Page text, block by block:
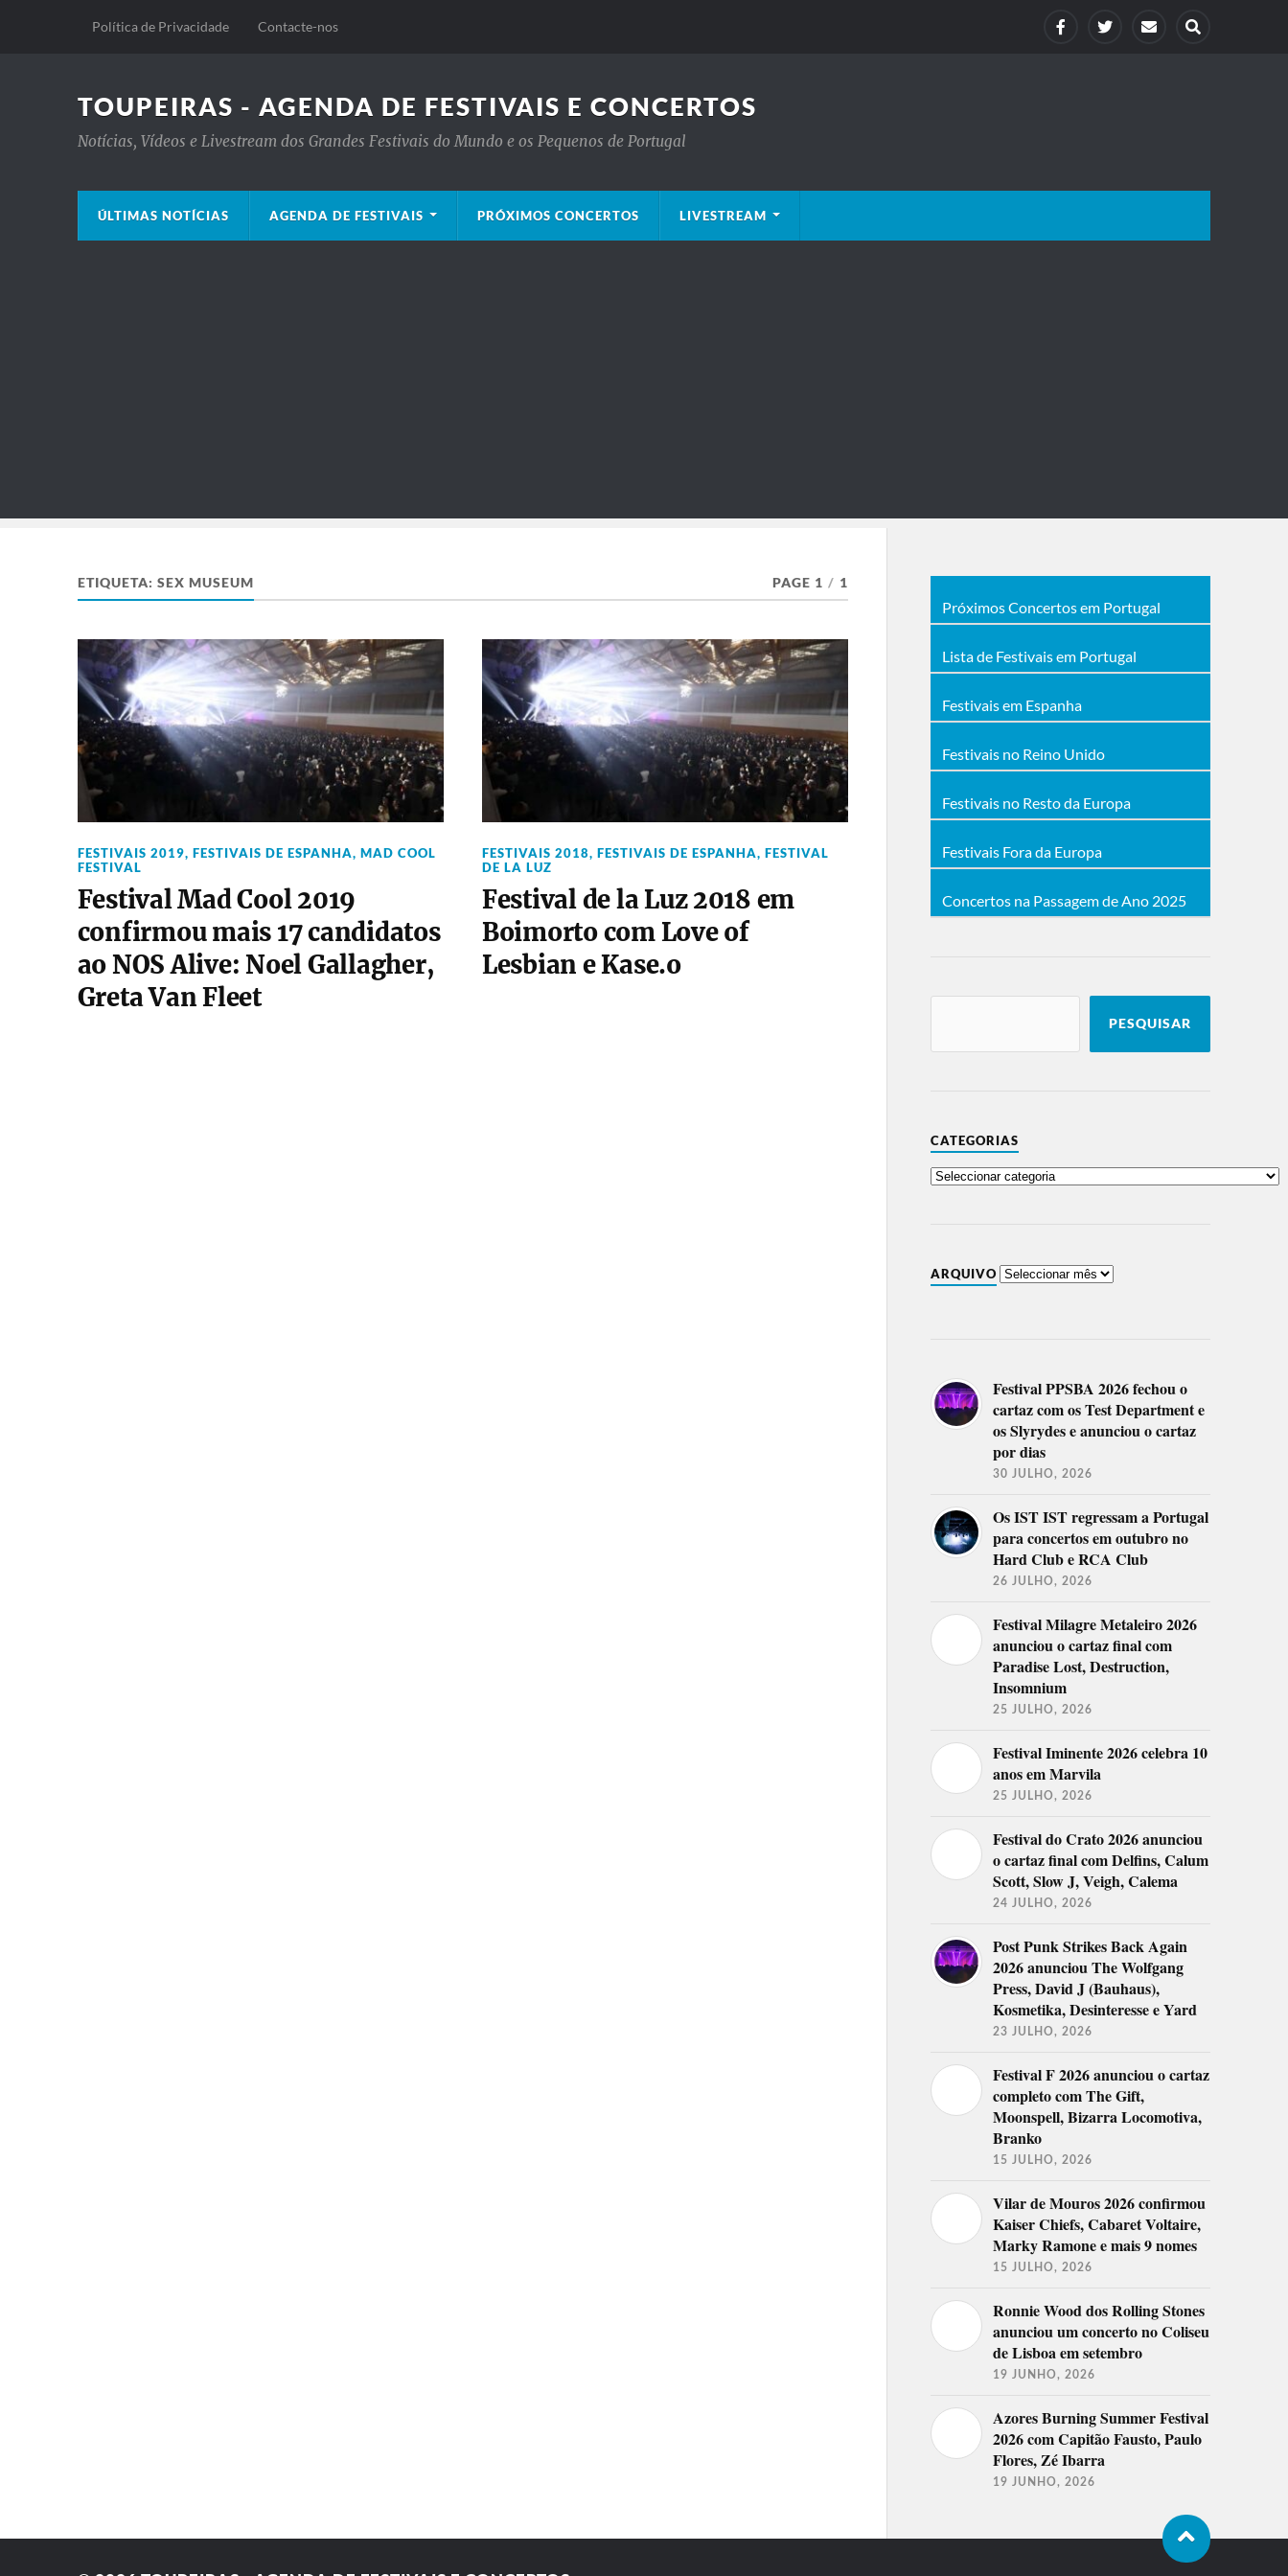
Política de Privacidade Contacte-nos
TOUPEIRAS - AGENDA DE FESTIVAIS E CONCERTOS
Notícias, Vídeos e Livestream dos Grandes Festivais do Mundo e os Pequenos de Portugal
ÚLTIMAS NOTÍCIAS AGENDA DE FESTIVAIS PRÓXIMOS CONCERTOS LIVESTREAM
ETIQUETA: SEX MUSEUM PAGE 1 / 1
FESTIVAIS 2019, FESTIVAIS DE ESPANHA, MAD COOL
FESTIVAL
Festival Mad Cool 2019
confirmou mais 17 candidatos
ao NOS Alive: Noel Gallagher,
Greta Van Fleet
FESTIVAIS 2018, FESTIVAIS DE ESPANHA, FESTIVAL
DE LA LUZ
Festival de la Luz 2018 em
Boimorto com Love of
Lesbian e Kase.o
Próximos Concertos em Portugal
Lista de Festivais em Portugal
Festivais em Espanha
Festivais no Reino Unido
Festivais no Resto da Europa
Festivais Fora da Europa
Concertos na Passagem de Ano 2025
PESQUISAR
CATEGORIAS
ARQUIVO
Festival PPSBA 2026 fechou o
cartaz com os Test Department e
os Slyrydes e anunciou o cartaz
por dias
30 JULHO, 2026
Os IST IST regressam a Portugal
para concertos em outubro no
Hard Club e RCA Club
26 JULHO, 2026
Festival Milagre Metaleiro 2026
anunciou o cartaz final com
Paradise Lost, Destruction,
Insomnium
25 JULHO, 2026
Festival Iminente 2026 celebra 10
anos em Marvila
25 JULHO, 2026
Festival do Crato 2026 anunciou
o cartaz final com Delfins, Calum
Scott, Slow J, Veigh, Calema
24 JULHO, 2026
Post Punk Strikes Back Again
2026 anunciou The Wolfgang
Press, David J (Bauhaus),
Kosmetika, Desinteresse e Yard
23 JULHO, 2026
Festival F 2026 anunciou o cartaz
completo com The Gift,
Moonspell, Bizarra Locomotiva,
Branko
15 JULHO, 2026
Vilar de Mouros 2026 confirmou
Kaiser Chiefs, Cabaret Voltaire,
Marky Ramone e mais 9 nomes
15 JULHO, 2026
Ronnie Wood dos Rolling Stones
anunciou um concerto no Coliseu
de Lisboa em setembro
19 JUNHO, 2026
Azores Burning Summer Festival
2026 com Capitão Fausto, Paulo
Flores, Zé Ibarra
19 JUNHO, 2026